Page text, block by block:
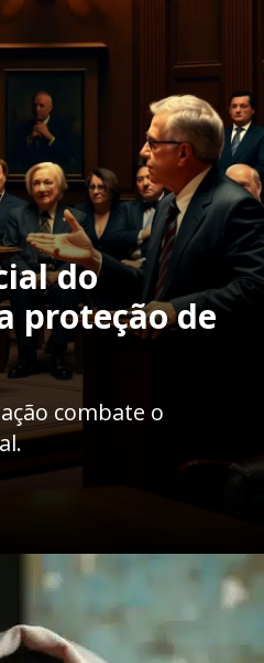
do
proteção de
combate o
https://ademilsoncs.adv.br/trafico-internacional-de-pessoas-e-exploracao-sexual-enfrentando-o-crime-e-protegendo-direitos-humanos-globais/